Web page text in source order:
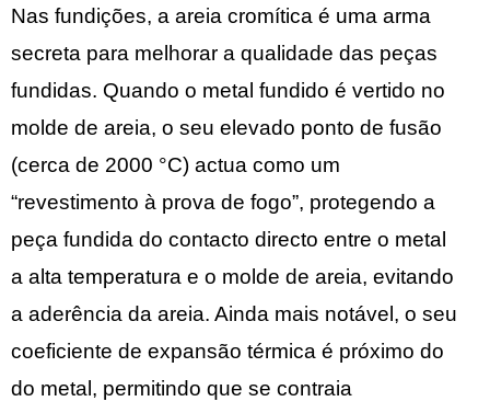
Nas fundições, a areia cromítica é uma arma
secreta para melhorar a qualidade das peças
fundidas. Quando o metal fundido é vertido no
molde de areia, o seu elevado ponto de fusão
(cerca de 2000 °C) actua como um
“revestimento à prova de fogo”, protegendo a
peça fundida do contacto directo entre o metal
a alta temperatura e o molde de areia, evitando
a aderência da areia. Ainda mais notável, o seu
coeficiente de expansão térmica é próximo do
do metal, permitindo que se contraia